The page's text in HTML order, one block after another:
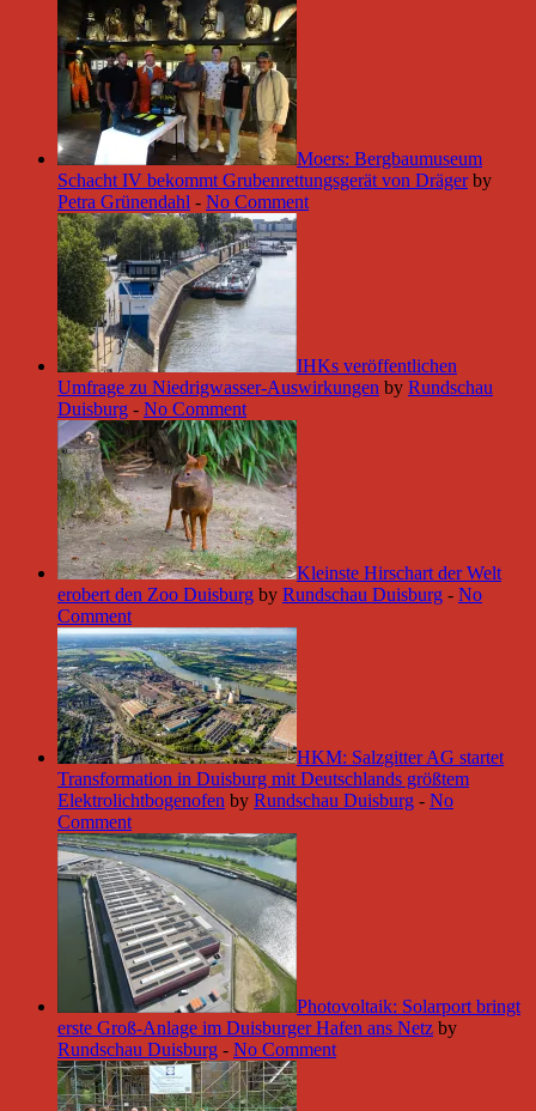
Moers: Bergbaumuseum
Schacht IV bekommt Grubenrettungsgerät von Dräger by
Petra Grünendahl - No Comment
IHKs veröffentlichen
Umfrage zu Niedrigwasser-Auswirkungen by Rundschau
Duisburg - No Comment
Kleinste Hirschart der Welt
erobert den Zoo Duisburg by Rundschau Duisburg - No
Comment
HKM: Salzgitter AG startet
Transformation in Duisburg mit Deutschlands größtem
Elektrolichtbogenofen by Rundschau Duisburg - No
Comment
Photovoltaik: Solarport bringt
erste Groß-Anlage im Duisburger Hafen ans Netz by
Rundschau Duisburg - No Comment